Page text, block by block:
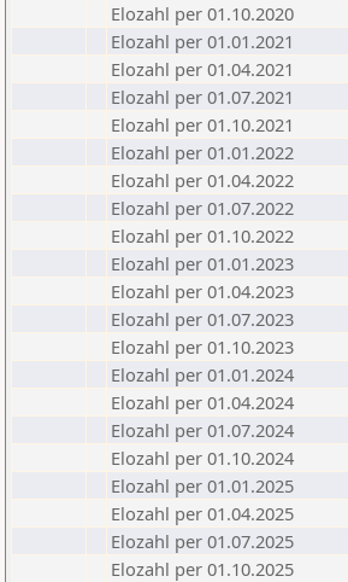
Elozahl per 01.10.2020
Elozahl per 01.01.2021
Elozahl per 01.04.2021
Elozahl per 01.07.2021
Elozahl per 01.10.2021
Elozahl per 01.01.2022
Elozahl per 01.04.2022
Elozahl per 01.07.2022
Elozahl per 01.10.2022
Elozahl per 01.01.2023
Elozahl per 01.04.2023
Elozahl per 01.07.2023
Elozahl per 01.10.2023
Elozahl per 01.01.2024
Elozahl per 01.04.2024
Elozahl per 01.07.2024
Elozahl per 01.10.2024
Elozahl per 01.01.2025
Elozahl per 01.04.2025
Elozahl per 01.07.2025
Elozahl per 01.10.2025